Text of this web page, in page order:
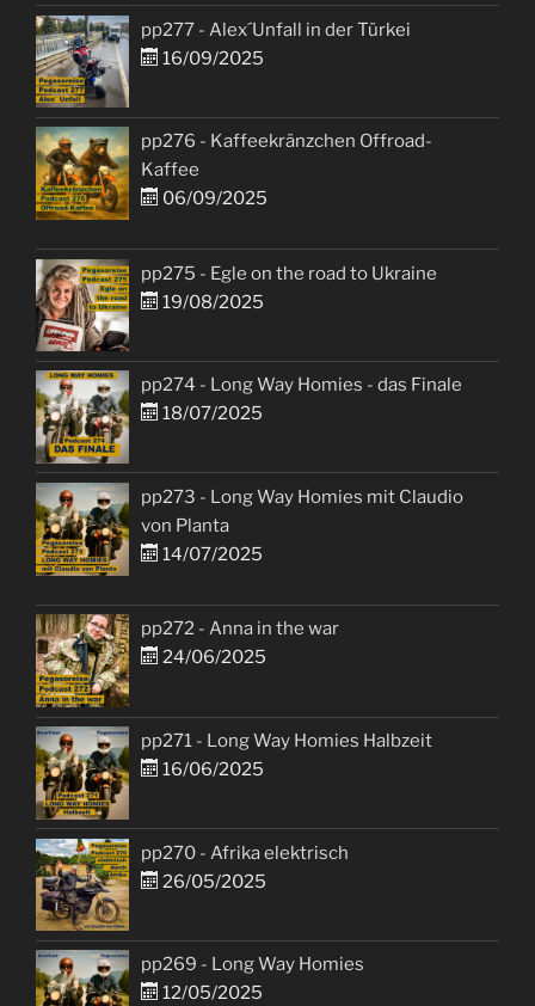
pp277 - Alex´Unfall in der Türkei
16/09/2025
pp276 - Kaffeekränzchen Offroad-
Kaffee
06/09/2025
pp275 - Egle on the road to Ukraine
19/08/2025
pp274 - Long Way Homies - das Finale
18/07/2025
pp273 - Long Way Homies mit Claudio
von Planta
14/07/2025
pp272 - Anna in the war
24/06/2025
pp271 - Long Way Homies Halbzeit
16/06/2025
pp270 - Afrika elektrisch
26/05/2025
pp269 - Long Way Homies
12/05/2025